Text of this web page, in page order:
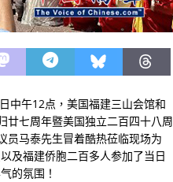
中午12点，美国福建三山会馆和
廿七周年暨美国独立二百四十八周
员马泰先生冒着酷热莅临现场为
及福建侨胞二百多人参加了当日
的氛围！